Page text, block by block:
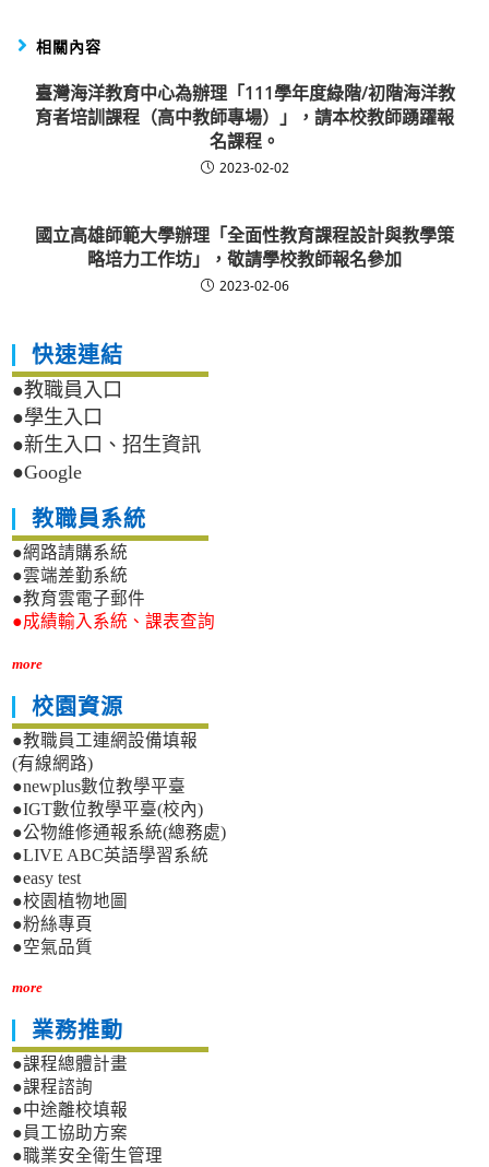
相關內容
臺灣海洋教育中心為辦理「111學年度綠階/初階海洋教
育者培訓課程（高中教師專場）」，請本校教師踴躍報
名課程。
2023-02-02
國立高雄師範大學辦理「全面性教育課程設計與教學策
略培力工作坊」，敬請學校教師報名參加
2023-02-06
快速連結
●教職員入口
●學生入口
●新生入口、招生資訊
●Google
教職員系統
●網路請購系統
●雲端差勤系統
●教育雲電子郵件
●成績輸入系統、課表查詢
more
校園資源
●教職員工連網設備填報
(有線網路)
●newplus數位教學平臺
●IGT數位教學平臺(校內)
●公物維修通報系統(總務處)
●LIVE ABC英語學習系統
●easy test
●校園植物地圖
●粉絲專頁
●空氣品質
more
業務推動
●課程總體計畫
●課程諮詢
●中途離校填報
●員工協助方案
●職業安全衛生管理